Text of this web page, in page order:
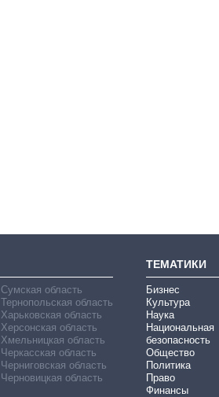
Сумская область
Тернопольская область
Харьковская область
Херсонская область
Хмельницкая область
Черкасская область
Черниговская область
Черновицкая область
ТЕМАТИКИ
Бизнес
Культура
Наука
Национальная
безопасность
Общество
Политика
Право
Финансы